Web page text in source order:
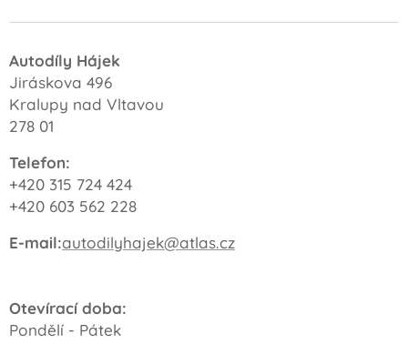
Autodíly Hájek
Jiráskova 496
Kralupy nad Vltavou
278 01
Telefon:
+420 315 724 424
+420 603 562 228
E-mail:autodilyhajek@atlas.cz
Otevírací doba:
Pondělí - Pátek